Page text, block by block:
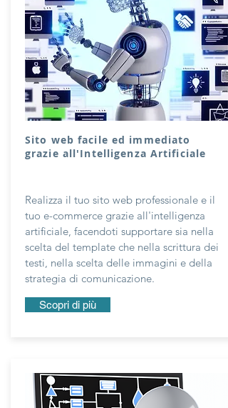
Sito web facile ed immediato
grazie all'Intelligenza Artificiale
Realizza il tuo sito web professionale e il
tuo e-commerce grazie all'intelligenza
artificiale, facendoti supportare sia nella
scelta del template che nella scrittura dei
testi, nella scelta delle immagini e della
strategia di comunicazione.
Scopri di più